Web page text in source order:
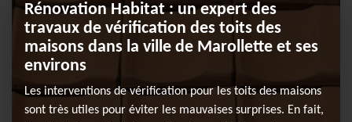
Rénovation Habitat : un expert des
travaux de vérification des toits des
maisons dans la ville de Marollette et ses
environs
Les interventions de vérification pour les toits des maisons
sont très utiles pour éviter les mauvaises surprises. En fait,